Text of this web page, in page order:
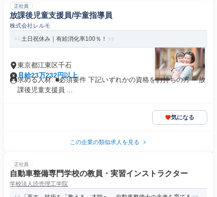
正社員
放課後児童支援員/学童指導員
株式会社レルモ
土日祝休み｜有給消化率100％！
東京都江東区千石
月給23万232円以上
求める人材: ■必須要件 下記いずれかの資格をお持ちの方 ・放
課後児童支援員 ...
気になる
この企業の類似求人を見る
正社員
自動車整備専門学校の教員・実習インストラクター
学校法人読売理工学院